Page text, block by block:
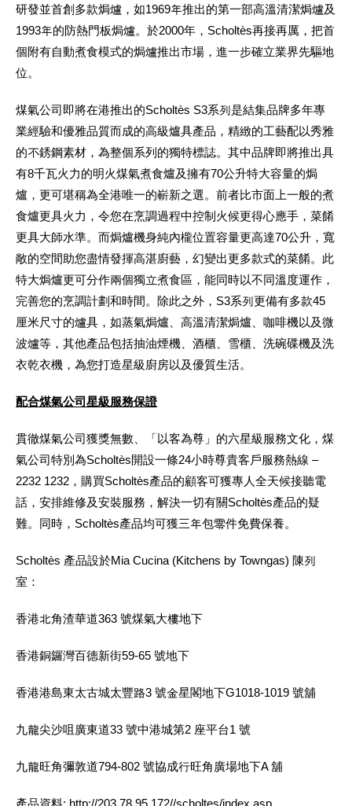
研發並首創多款焗爐，如1969年推出的第一部高溫清潔焗爐及
1993年的防熱門板焗爐。於2000年，Scholtès再接再厲，把首
個附有自動煮食模式的焗爐推出市場，進一步確立業界先驅地
位。
煤氣公司即將在港推出的Scholtès S3系列是結集品牌多年專
業經驗和優雅品質而成的高級爐具產品，精緻的工藝配以秀雅
的不銹鋼素材，為整個系列的獨特標誌。其中品牌即將推出具
有8千瓦火力的明火煤氣煮食爐及擁有70公升特大容量的焗
爐，更可堪稱為全港唯一的嶄新之選。前者比市面上一般的煮
食爐更具火力，令您在烹調過程中控制火候更得心應手，菜餚
更具大師水準。而焗爐機身純內櫳位置容量更高達70公升，寬
敞的空間助您盡情發揮高湛廚藝，幻變出更多款式的菜餚。此
特大焗爐更可分作兩個獨立煮食區，能同時以不同溫度運作，
完善您的烹調計劃和時間。除此之外，S3系列更備有多款45
厘米尺寸的爐具，如蒸氣焗爐、高溫清潔焗爐、咖啡機以及微
波爐等，其他產品包括抽油煙機、酒櫃、雪櫃、洗碗碟機及洗
衣乾衣機，為您打造星級廚房以及優質生活。
配合煤氣公司星級服務保證
貫徹煤氣公司獲獎無數、「以客為尊」的六星級服務文化，煤
氣公司特別為Scholtès開設一條24小時尊貴客戶服務熱線 –
2232 1232，購買Scholtès產品的顧客可獲專人全天候接聽電
話，安排維修及安裝服務，解決一切有關Scholtès產品的疑
難。同時，Scholtès產品均可獲三年包零件免費保養。
Scholtès 產品設於Mia Cucina (Kitchens by Towngas) 陳列
室：
香港北角渣華道363 號煤氣大樓地下
香港銅鑼灣百德新街59-65 號地下
香港港島東太古城太豐路3 號金星閣地下G1018-1019 號舖
九龍尖沙咀廣東道33 號中港城第2 座平台1 號
九龍旺角彌敦道794-802 號協成行旺角廣場地下A 舖
產品資料: http://203.78.95.172//scholtes/index.asp